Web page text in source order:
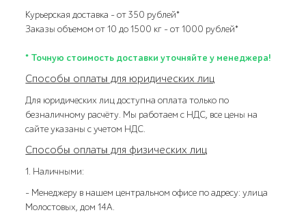
Курьерская доставка – от 350 рублей*
Заказы объемом от 10 до 1500 кг – от 1000 рублей*
* Точную стоимость доставки уточняйте у менеджера!
Способы оплаты для юридических лиц
Для юридических лиц доступна оплата только по
безналичному расчёту. Мы работаем с НДС, все цены на
сайте указаны с учетом НДС.
Способы оплаты для физических лиц
1. Наличными:
- Менеджеру в нашем центральном офисе по адресу: улица
Молостовых, дом 14А.